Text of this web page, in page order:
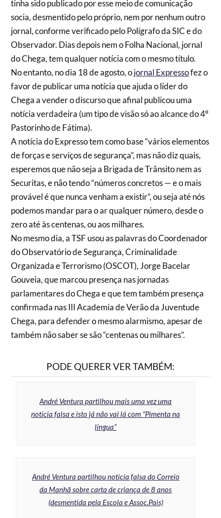
tinha sido publicado por esse meio de comunicação
socia, desmentido pelo próprio, nem por nenhum outro
jornal, conforme verificado pelo Polígrafo da SIC e do
Observador. Dias depois nem o Folha Nacional, jornal
do Chega, tem qualquer notícia com o mesmo título.
No entanto, no dia 18 de agosto, ojornal Expressofez o
favor de publicar uma notícia que ajuda o líder do
Chega a vender o discurso que afinal publicou uma
notícia verdadeira (um tipo de visão só ao alcance do 4º
Pastorinho de Fátima).
A notícia do Expresso tem como base “vários elementos
de forças e serviços de segurança”, mas não diz quais,
esperemos que não seja a Brigada de Trânsito nem as
Securitas, e não tendo “números concretos — e o mais
provável é que nunca venham a existir”, ou seja até nós
podemos mandar para o ar qualquer número, desde o
zero até às centenas, ou aos milhares.
No mesmo dia, a TSF usou as palavras do Coordenador
do Observatório de Segurança, Criminalidade
Organizada e Terrorismo (OSCOT), Jorge Bacelar
Gouveia, que marcou presença nas jornadas
parlamentares do Chega e que tem também presença
confirmada nas III Academia de Verão da Juventude
Chega, para defender o mesmo alarmismo, apesar de
também não saber se são “centenas ou milhares”.
PODE QUERER VER TAMBÉM:
André Ventura partilhou mais uma vez uma
notícia falsa e isto já não vai lá com “Pimenta na
língua”
André Ventura partilhou notícia falsa do Correio
da Manhã sobre carta de criança de 8 anos
(desmentida pela Escola e Assoc.Pais)